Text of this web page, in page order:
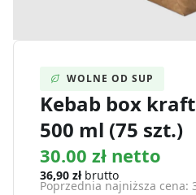
WOLNE OD SUP
Kebab box
500 ml (75 szt.)
30.00 zł netto
36,90 złbrutto
Poprzednia najniższa cena: